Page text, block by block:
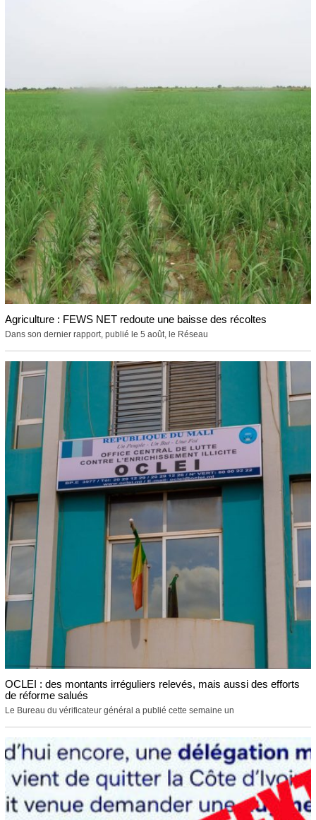
Agriculture : FEWS NET redoute une baisse des récoltes
Dans son dernier rapport, publié le 5 août, le Réseau
OCLEI : des montants irréguliers relevés, mais aussi des efforts
de réforme salués
Le Bureau du vérificateur général a publié cette semaine un